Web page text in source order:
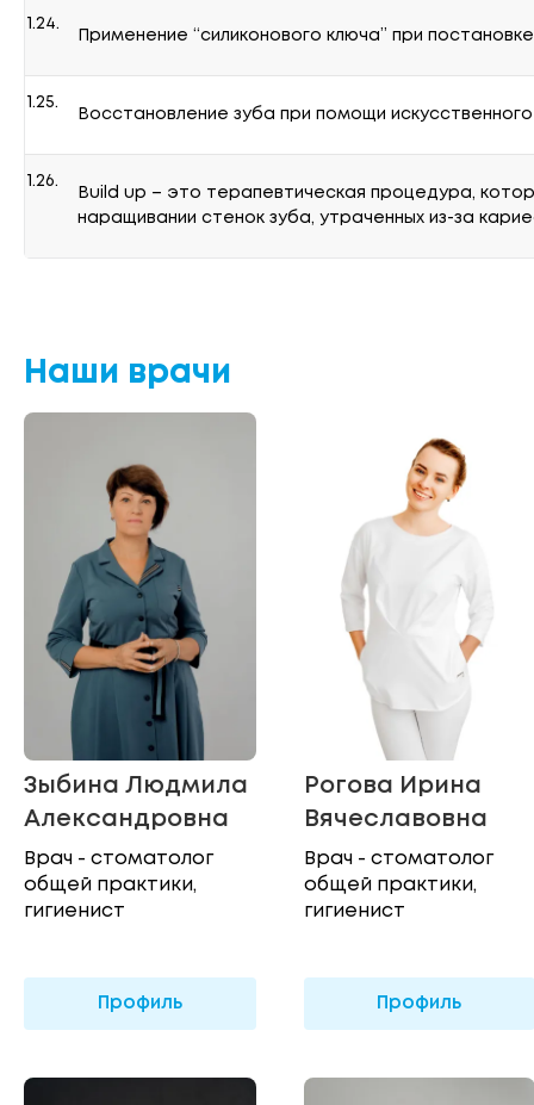
1.24.
Применение “силиконового ключа” при
1.25.
Восстановление зуба при помощи
1.26.
Build up – это терапевтическая процедура,
наращивании стенок зуба, утраченных из-за
Наши врачи
Зыбина Людмила
Александровна
Врач - стоматолог
общей практики,
гигиенист
Профиль
Рогова Ирина
Вячеславовна
Врач - стоматолог
общей практики,
гигиенист
Профиль